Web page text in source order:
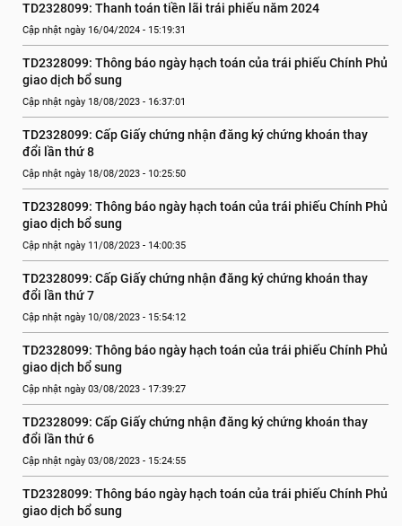
TD2328099: Thanh toán tiền lãi trái phiếu năm 2024
Cập nhật ngày 16/04/2024 - 15:19:31
TD2328099: Thông báo ngày hạch toán của trái phiếu Chính Phủ
giao dịch bổ sung
Cập nhật ngày 18/08/2023 - 16:37:01
TD2328099: Cấp Giấy chứng nhận đăng ký chứng khoán thay
đổi lần thứ 8
Cập nhật ngày 18/08/2023 - 10:25:50
TD2328099: Thông báo ngày hạch toán của trái phiếu Chính Phủ
giao dịch bổ sung
Cập nhật ngày 11/08/2023 - 14:00:35
TD2328099: Cấp Giấy chứng nhận đăng ký chứng khoán thay
đổi lần thứ 7
Cập nhật ngày 10/08/2023 - 15:54:12
TD2328099: Thông báo ngày hạch toán của trái phiếu Chính Phủ
giao dịch bổ sung
Cập nhật ngày 03/08/2023 - 17:39:27
TD2328099: Cấp Giấy chứng nhận đăng ký chứng khoán thay
đổi lần thứ 6
Cập nhật ngày 03/08/2023 - 15:24:55
TD2328099: Thông báo ngày hạch toán của trái phiếu Chính Phủ
giao dịch bổ sung